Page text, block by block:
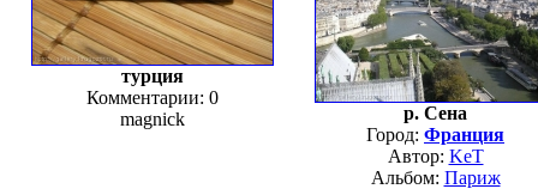
турция
Комментарии: 0
magnick
р. Сена
Город: Франция
Автор: KeT
Альбом: Париж